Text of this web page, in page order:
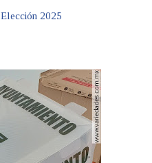
Elección 2025